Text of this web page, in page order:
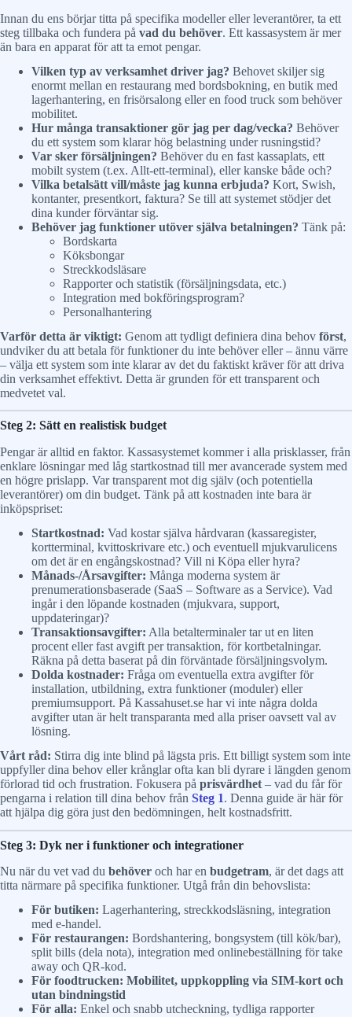
Innan du ens börjar titta på specifika modeller eller leverantörer, ta ett
steg tillbaka och fundera på vad du behöver. Ett kassasystem är mer
än bara en apparat för att ta emot pengar.
Vilken typ av verksamhet driver jag? Behovet skiljer sig
enormt mellan en restaurang med bordsbokning, en butik med
lagerhantering, en frisörsalong eller en food truck som behöver
mobilitet.
Hur många transaktioner gör jag per dag/vecka? Behöver
du ett system som klarar hög belastning under rusningstid?
Var sker försäljningen? Behöver du en fast kassaplats, ett
mobilt system (t.ex. Allt-ett-terminal), eller kanske både och?
Vilka betalsätt vill/måste jag kunna erbjuda? Kort, Swish,
kontanter, presentkort, faktura? Se till att systemet stödjer det
dina kunder förväntar sig.
Behöver jag funktioner utöver själva betalningen? Tänk på:
Bordskarta
Köksbongar
Streckkodsläsare
Rapporter och statistik (försäljningsdata, etc.)
Integration med bokföringsprogram?
Personalhantering
Varför detta är viktigt: Genom att tydligt definiera dina behov först,
undviker du att betala för funktioner du inte behöver eller – ännu värre
– välja ett system som inte klarar av det du faktiskt kräver för att driva
din verksamhet effektivt. Detta är grunden för ett transparent och
medvetet val.
Steg 2: Sätt en realistisk budget
Pengar är alltid en faktor. Kassasystemet kommer i alla prisklasser, från
enklare lösningar med låg startkostnad till mer avancerade system med
en högre prislapp. Var transparent mot dig själv (och potentiella
leverantörer) om din budget. Tänk på att kostnaden inte bara är
inköpspriset:
Startkostnad: Vad kostar själva hårdvaran (kassaregister,
kortterminal, kvittoskrivare etc.) och eventuell mjukvarulicens
om det är en engångskostnad? Vill ni Köpa eller hyra?
Månads-/Årsavgifter: Många moderna system är
prenumerationsbaserade (SaaS – Software as a Service). Vad
ingår i den löpande kostnaden (mjukvara, support,
uppdateringar)?
Transaktionsavgifter: Alla betalterminaler tar ut en liten
procent eller fast avgift per transaktion, för kortbetalningar.
Räkna på detta baserat på din förväntade försäljningsvolym.
Dolda kostnader: Fråga om eventuella extra avgifter för
installation, utbildning, extra funktioner (moduler) eller
premiumsupport. På Kassahuset.se har vi inte några dolda
avgifter utan är helt transparanta med alla priser oavsett val av
lösning.
Vårt råd: Stirra dig inte blind på lägsta pris. Ett billigt system som inte
uppfyller dina behov eller krånglar ofta kan bli dyrare i längden genom
förlorad tid och frustration. Fokusera på prisvärdhet – vad du får för
pengarna i relation till dina behov från Steg 1. Denna guide är här för
att hjälpa dig göra just den bedömningen, helt kostnadsfritt.
Steg 3: Dyk ner i funktioner och integrationer
Nu när du vet vad du behöver och har en budgetram, är det dags att
titta närmare på specifika funktioner. Utgå från din behovslista:
För butiken: Lagerhantering, streckkodsläsning, integration
med e-handel.
För restaurangen: Bordshantering, bongsystem (till kök/bar),
split bills (dela nota), integration med onlinebeställning för take
away och QR-kod.
För foodtrucken: Mobilitet, uppkoppling via SIM-kort och
utan bindningstid
För alla: Enkel och snabb utcheckning, tydliga rapporter